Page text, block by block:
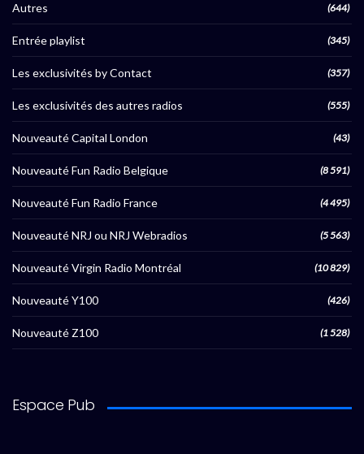
Autres (644)
Entrée playlist (345)
Les exclusivités by Contact (357)
Les exclusivités des autres radios (555)
Nouveauté Capital London (43)
Nouveauté Fun Radio Belgique (8 591)
Nouveauté Fun Radio France (4 495)
Nouveauté NRJ ou NRJ Webradios (5 563)
Nouveauté Virgin Radio Montréal (10 829)
Nouveauté Y100 (426)
Nouveauté Z100 (1 528)
Espace Pub